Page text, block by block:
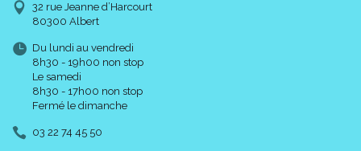
32 rue Jeanne d’Harcourt
80300 Albert
Du lundi au vendredi
8h30 - 19h00 non stop
Le samedi
8h30 - 17h00 non stop
Fermé le dimanche
03 22 74 45 50